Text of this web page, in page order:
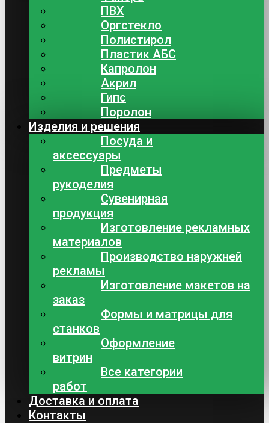
ПВХ
Оргстекло
Полистирол
Пластик АБС
Капролон
Акрил
Гипс
Поролон
Изделия и решения
Посуда и
аксессуары
Предметы
рукоделия
Сувенирная
продукция
Изготовление рекламных
материалов
Производство наружней
рекламы
Изготовление макетов на
заказ
Формы и матрицы для
станков
Оформление
витрин
Все категории
работ
Доставка и оплата
Контакты